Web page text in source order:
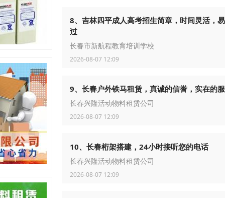
8、吉林四平成人高考招生简章，时间灵活，
过
长春市新航程教育培训学校
2026-08-07 12:09
9、长春户外铁马租赁，真诚的信誉，实在的
长春兴隆活动物料租赁公司
2026-08-07 12:09
10、长春桁架搭建，24小时接听您的电话
长春兴隆活动物料租赁公司
2026-08-07 12:09